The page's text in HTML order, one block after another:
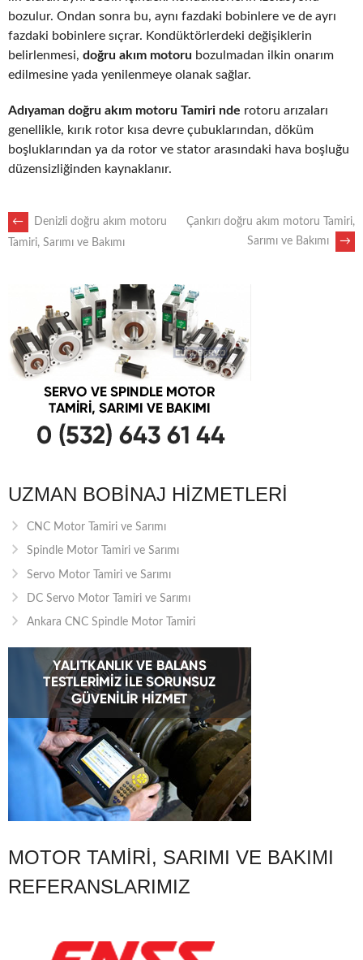
bozulur. Ondan sonra bu, aynı fazdaki bobinlere ve de ayrı
fazdaki bobinlere sıçrar. Kondüktörlerdeki değişiklerin
belirlenmesi, doğru akım motoru bozulmadan ilkin onarım
edilmesine yada yenilenmeye olanak sağlar.
Adıyaman doğru akım motoru Tamiri nde rotoru arızaları
genellikle, kırık rotor kısa devre çubuklarından, döküm
boşluklarından ya da rotor ve stator arasındaki hava boşluğu
düzensizliğinden kaynaklanır.
POST
NAVIGATION
←
Denizli doğru akım motoru
Tamiri, Sarımı ve Bakımı
Çankırı doğru akım motoru Tamiri,
Sarımı ve Bakımı
→
UZMAN BOBINAJ HIZMETLERI
CNC Motor Tamiri ve Sarımı
Spindle Motor Tamiri ve Sarımı
Servo Motor Tamiri ve Sarımı
DC Servo Motor Tamiri ve Sarımı
Ankara CNC Spindle Motor Tamiri
MOTOR TAMIRI, SARIMI VE BAKIMI
REFERANSLARIMIZ